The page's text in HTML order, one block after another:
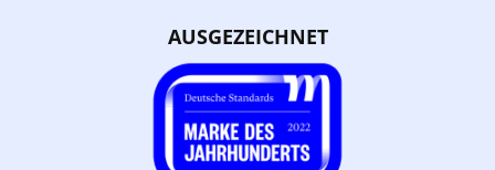
AUSGEZEICHNET